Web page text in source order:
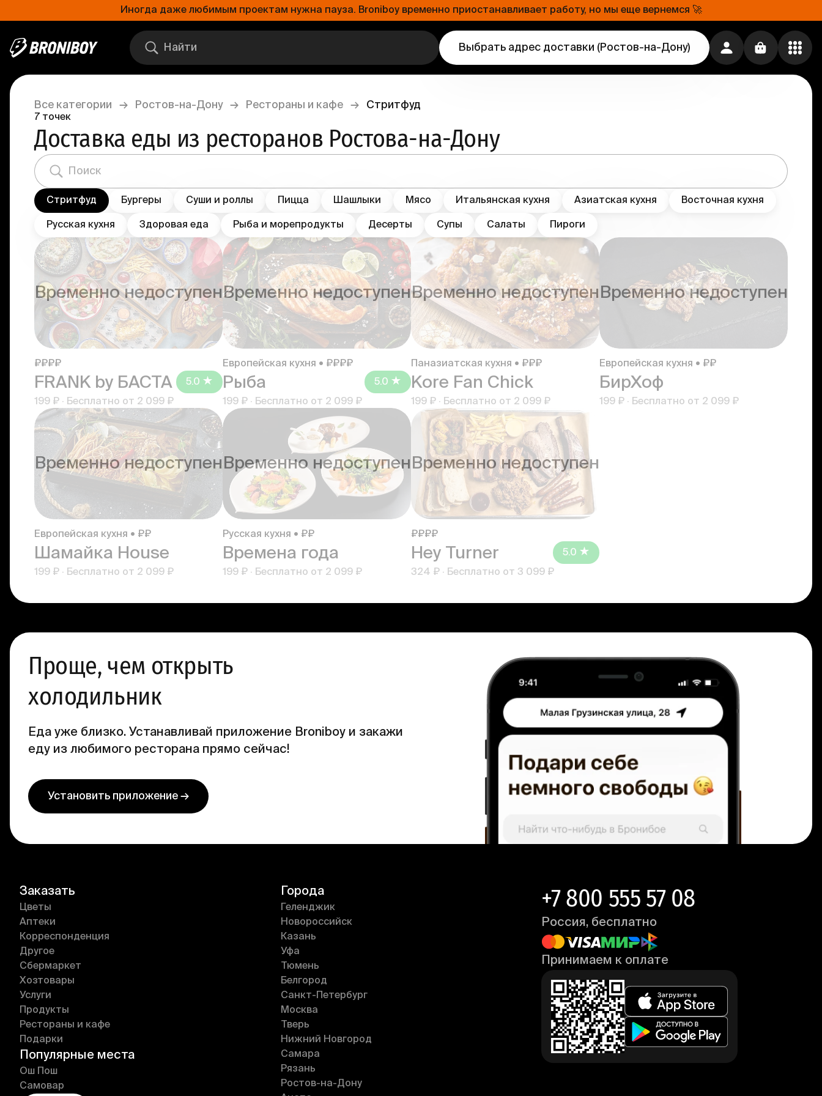
Иногда даже любимым проектам нужна пауза. Broniboy временно приостанавливает работу, но мы еще вернемся 🚀
Выбрать адрес доставки (Ростов-на-Дону)
Все категории → Ростов-на-Дону → Рестораны и кафе → Стритфуд
7 точек
Доставка еды из ресторанов Ростова-на-Дону
Стритфуд Бургеры Суши и роллы Пицца Шашлыки Мясо Итальянская кухня Азиатская кухня Восточная кухня
Русская кухня Здоровая еда Рыба и морепродукты Десерты Супы Салаты Пироги
Временно недоступен
₽₽₽₽
FRANK by БАСТА
199 ₽ · Бесплатно от 2 099 ₽
5.0
Временно недоступен
Европейская кухня • ₽₽₽₽
Рыба
199 ₽ · Бесплатно от 2 099 ₽
5.0
Временно недоступен
Паназиатская кухня • ₽₽₽
Kore Fan Chick
199 ₽ · Бесплатно от 2 099 ₽
Временно недоступен
Европейская кухня • ₽₽
БирХоф
199 ₽ · Бесплатно от 2 099 ₽
Временно недоступен
Европейская кухня • ₽₽
Шамайка House
199 ₽ · Бесплатно от 2 099 ₽
Временно недоступен
Русская кухня • ₽₽
Времена года
199 ₽ · Бесплатно от 2 099 ₽
Временно недоступен
₽₽₽₽
Hey Turner
324 ₽ · Бесплатно от 3 099 ₽
5.0
Проще, чем открыть
холодильник
Еда уже близко. Устанавливай приложение Broniboy и закажи
еду из любимого ресторана прямо сейчас!
Установить приложение →
Заказать
Цветы
Аптеки
Корреспонденция
Другое
Сбермаркет
Хозтовары
Услуги
Продукты
Рестораны и кафе
Подарки
Популярные места
Ош Пош
Самовар
Города
Геленджик
Новороссийск
Казань
Уфа
Тюмень
Белгород
Санкт-Петербург
Москва
Тверь
Нижний Новгород
Самара
Рязань
Ростов-на-Дону
+7 800 555 57 08
Россия, бесплатно
Принимаем к оплате